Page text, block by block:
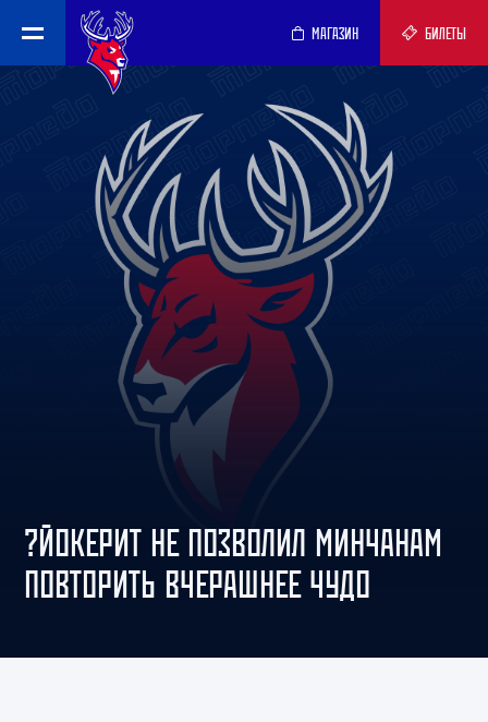
МАГАЗИН БИЛЕТЫ
?ЙОКЕРИТ НЕ ПОЗВОЛИЛ МИНЧАНАМ
ПОВТОРИТЬ ВЧЕРАШНЕЕ ЧУДО